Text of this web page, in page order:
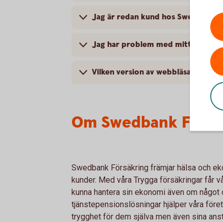
Jag är redan kund hos Swedbank
Jag har problem med mitt BankID
Vilken version av webbläsare
Om Swedbank
Swedbank Försäkring främjar hälsa och
kunder. Med våra Trygga försäkringar får
kunna hantera sin ekonomi även om
tjänstepensionslösningar hjälper våra
trygghet för dem själva men även sina